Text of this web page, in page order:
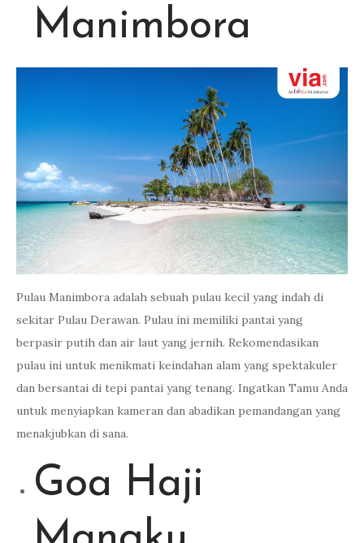
Manimbora
Pulau Manimbora adalah sebuah pulau kecil yang indah di
sekitar Pulau Derawan. Pulau ini memiliki pantai yang
berpasir putih dan air laut yang jernih. Rekomendasikan
pulau ini untuk menikmati keindahan alam yang spektakuler
dan bersantai di tepi pantai yang tenang. Ingatkan Tamu Anda
untuk menyiapkan kameran dan abadikan pemandangan yang
menakjubkan di sana.
Goa Haji